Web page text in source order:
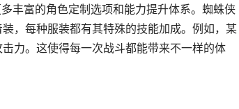
丰富的角色定制选项和能力提升体系。蜘蛛侠
，每种服装都有其特殊的技能加成。例如，某
力。这使得每一次战斗都能带来不一样的体